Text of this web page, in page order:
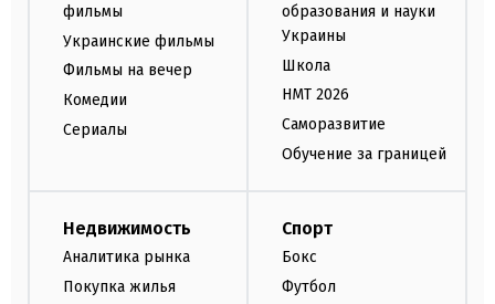
фильмы
Украинские фильмы
Фильмы на вечер
Комедии
Сериалы
образования и науки
Украины
Школа
НМТ 2026
Саморазвитие
Обучение за границей
Недвижимость
Аналитика рынка
Покупка жилья
Спорт
Бокс
Футбол